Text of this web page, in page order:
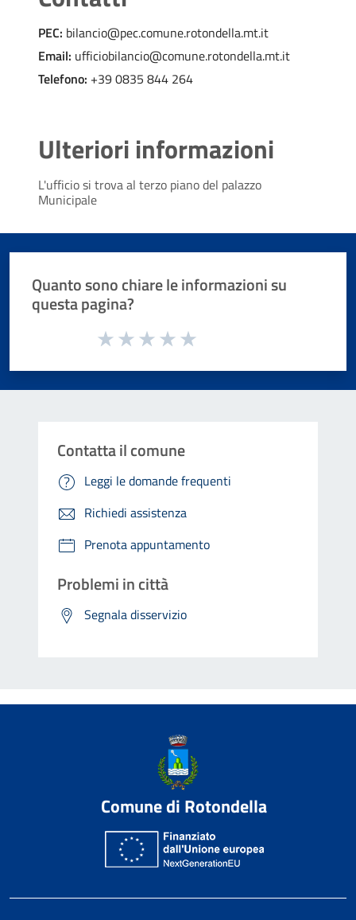
PEC: bilancio@pec.comune.rotondella.mt.it
Email: ufficiobilancio@comune.rotondella.mt.it
Telefono: +39 0835 844 264
Ulteriori informazioni
L'ufficio si trova al terzo piano del palazzo
Municipale
Quanto sono chiare le informazioni su
questa pagina?
Valuta da 1 a 5 stelle la pagina
Contatta il comune
Leggi le domande frequenti
Richiedi assistenza
Prenota appuntamento
Problemi in città
Segnala disservizio
Comune di Rotondella